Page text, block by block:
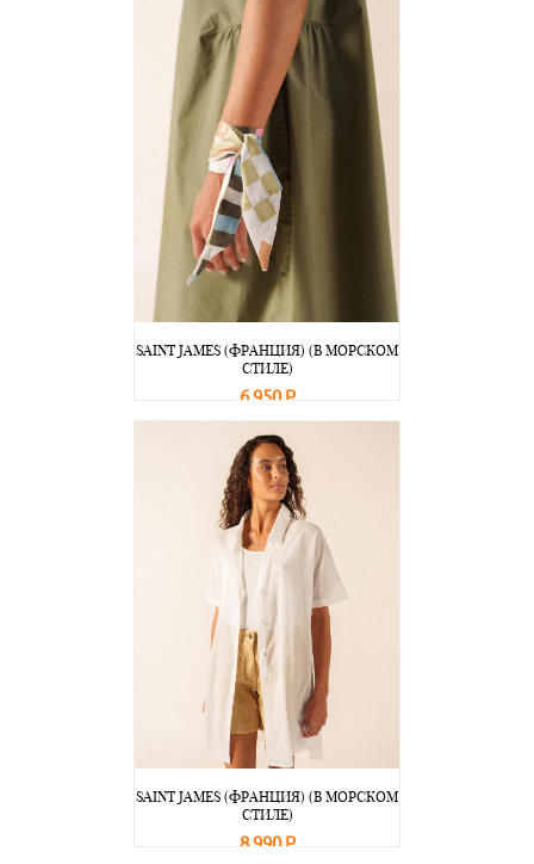
SAINT JAMES (ФРАНЦИЯ) (В МОРСКОМ
СТИЛЕ)
6 950 Р
SAINT JAMES (ФРАНЦИЯ) (В МОРСКОМ
СТИЛЕ)
8 990 Р